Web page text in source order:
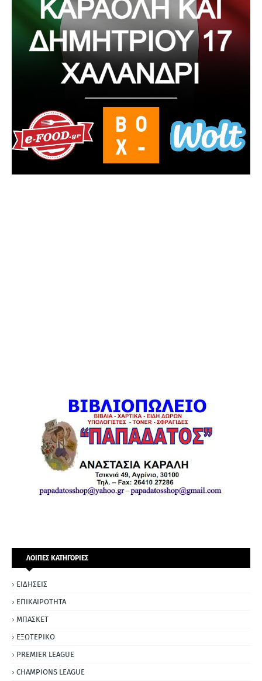
ΛΟΙΠΕΣ ΚΑΤΗΓΟΡΙΕΣ
ΕΙΔΗΣΕΙΣ
ΕΠΙΚΑΙΡΟΤΗΤΑ
ΜΠΑΣΚΕΤ
ΕΞΩΤΕΡΙΚΟ
PREMIER LEAGUE
CHAMPIONS LEAGUE